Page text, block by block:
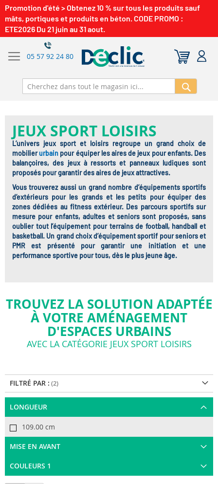
Promotion d'été > Obtenez 10 % sur tous les produits sauf
mâts, portiques et produits en béton. CODE PROMO :
ETE2026 Du 21 juin au 31 aout.
05 57 92 24 80
JEUX SPORT LOISIRS
L’univers jeux sport et loisirs regroupe un grand choix de
mobilierurbain pour équiper les aires de jeux pour enfants. Des
balançoires, des jeux à ressorts et panneaux ludiques sont
proposés pour garantir des aires de jeux attractives.
Vous trouverez aussi un grand nombre d’équipements sportifs
d’extérieurs pour les grands et les petits pour équiper des
zones dédiées au fitness extérieur. Des parcours sportifs sur
mesure pour enfants, adultes et seniors sont proposés, sans
oublier tout l’équipement pour terrains de football, handball et
basketball. Un grand choix d’équipement sportif pour seniors et
PMR est présenté pour garantir une initiation et une
performance sportive pour tous, dès le plus jeune âge.
TROUVEZ LA SOLUTION ADAPTÉE
À VOTRE AMÉNAGEMENT
D'ESPACES URBAINS
AVEC LA CATÉGORIE JEUX SPORT LOISIRS
FILTRÉ PAR :
LONGUEUR
109.00 cm
MISE EN AVANT
COULEURS 1